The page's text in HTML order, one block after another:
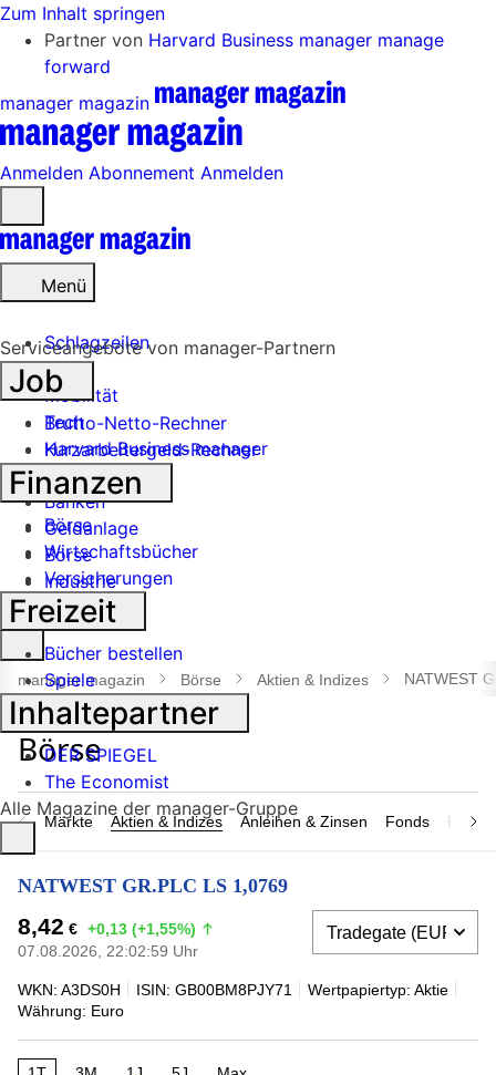
Zum Inhalt springen
Partner von Harvard Business manager manage
forward
manager magazin
Anmelden Abonnement Anmelden
öffnen
Menü
Schlagzeilen
Mobilität
Tech
Harvard Business manager
Handel
Banken
Geldanlage
Börse
Industrie
Suche
öffnen
manager magazin Börse Aktien & Indizes NATWEST
Märkte Aktien & Indizes Anleihen & Zinsen Fonds
NATWEST GR.PLC LS 1,0769
8,42 € +0,13 (+1,55%)
07.08.2026, 22:02:59 Uhr
WKN: A3DS0H ISIN: GB00BM8PJY71
Wertpapiertyp: Aktie
Währung: Euro
Serviceangebote von manager-Partnern
Job
Brutto-Netto-Rechner
Kurzarbeitergeld-Rechner
Finanzen
Börse
Wirtschaftsbücher
Versicherungen
Freizeit
Bücher bestellen
Spiele
Inhaltepartner
DER SPIEGEL
The Economist
Alle Magazine der manager-Gruppe